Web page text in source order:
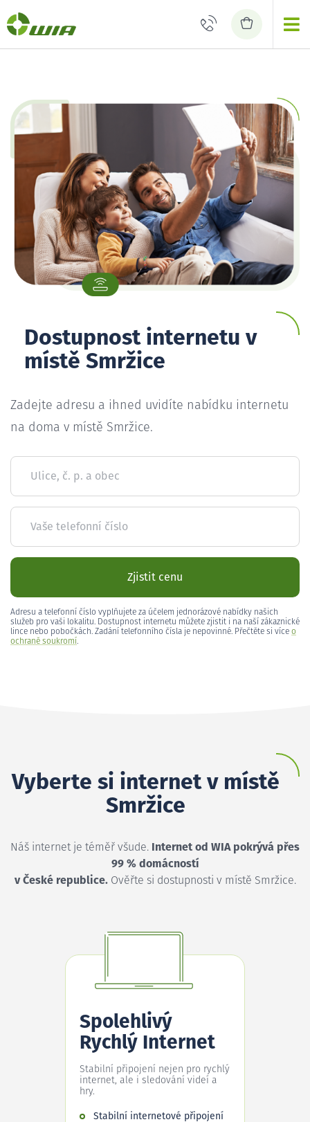
Dostupnost internetu v
místě Smržice
Zadejte adresu a ihned uvidíte nabídku internetu
na doma v místě Smržice.
Ulice, č. p. a obec
Vaše telefonní číslo
Zjistit cenu
Adresu a telefonní číslo vyplňujete za účelem jednorázové nabídky našich
služeb pro vaši lokalitu. Dostupnost internetu můžete zjistit i na naší zákaznické
lince nebo pobočkách. Zadání telefonního čísla je nepovinné. Přečtěte si více o
ochraně soukromí.
Vyberte si internet v místě
Smržice
Náš internet je téměř všude. Internet od WIA pokrývá přes
99 % domácností
v České republice.Ověřte si dostupnosti v místě Smržice.
Spolehlivý
Rychlý Internet
Stabilní připojení nejen pro rychlý
internet, ale i sledování videí a
hry.
Stabilní internetové připojení